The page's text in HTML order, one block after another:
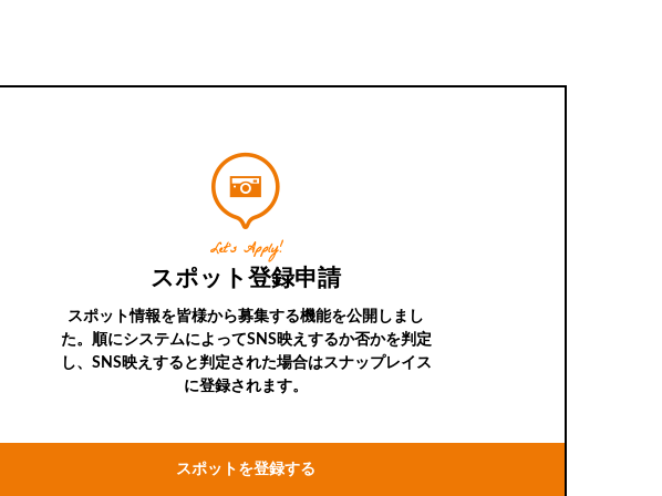
Let’s Apply!
スポット登録申請
スポット情報を皆様から募集する機能を公開しまし
た。順にシステムによってSNS映えするか否かを判定
し、SNS映えすると判定された場合はスナップレイス
に登録されます。
スポットを登録する